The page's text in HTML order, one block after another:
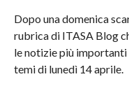
Dopo una domenica
rubrica di ITASA Blog
le notizie più
temi di lunedì 14 aprile.